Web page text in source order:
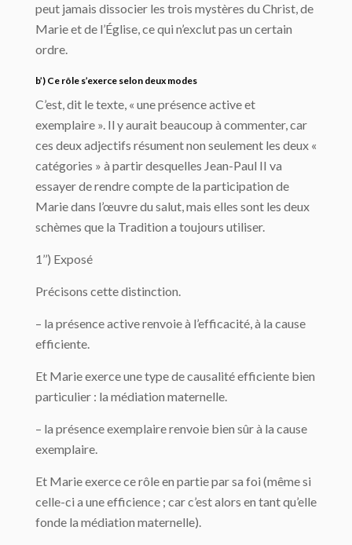
peut jamais dissocier les trois mystères du Christ, de
Marie et de l’Église, ce qui n’exclut pas un certain
ordre.
b’) Ce rôle s’exerce selon deux modes
C’est, dit le texte, « une présence active et
exemplaire ». Il y aurait beaucoup à commenter, car
ces deux adjectifs résument non seulement les deux «
catégories » à partir desquelles Jean-Paul II va
essayer de rendre compte de la participation de
Marie dans l’œuvre du salut, mais elles sont les deux
schèmes que la Tradition a toujours utiliser.
1’’) Exposé
Précisons cette distinction.
– la présence active renvoie à l’efficacité, à la cause
efficiente.
Et Marie exerce une type de causalité efficiente bien
particulier : la médiation maternelle.
– la présence exemplaire renvoie bien sûr à la cause
exemplaire.
Et Marie exerce ce rôle en partie par sa foi (même si
celle-ci a une efficience ; car c’est alors en tant qu’elle
fonde la médiation maternelle).